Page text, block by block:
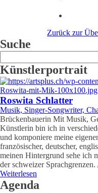
Zurück zur
Suche
nach:
Künstlerportrait
Roswita Schlatter
Musik, Singer-Songwriter,
Brückenbauerin Mit Musik,
Künstlerin bin ich in
und komponiere meine
französischer, deutscher,
meinen Hintergrund sehe ich
der schweizer Sprachgrenzen.
Weiterlesen
Agenda